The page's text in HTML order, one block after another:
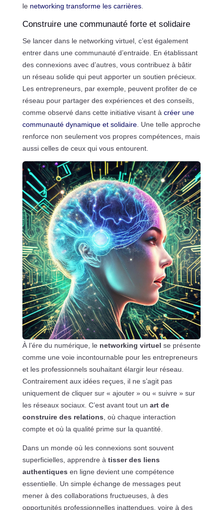
le networking transforme les carrières.
Construire une communauté forte et solidaire
Se lancer dans le networking virtuel, c’est également
entrer dans une communauté d’entraide. En établissant
des connexions avec d’autres, vous contribuez à bâtir
un réseau solide qui peut apporter un soutien précieux.
Les entrepreneurs, par exemple, peuvent profiter de ce
réseau pour partager des expériences et des conseils,
comme observé dans cette initiative visant à créer une
communauté dynamique et solidaire. Une telle approche
renforce non seulement vos propres compétences, mais
aussi celles de ceux qui vous entourent.
À l’ére du numérique, le networking virtuel se présente
comme une voie incontournable pour les entrepreneurs
et les professionnels souhaitant élargir leur réseau.
Contrairement aux idées reçues, il ne s’agit pas
uniquement de cliquer sur « ajouter » ou « suivre » sur
les réseaux sociaux. C’est avant tout un art de
construire des relations , où chaque interaction
compte et où la qualité prime sur la quantité.
Dans un monde où les connexions sont souvent
superficielles, apprendre à tisser des liens
authentiques en ligne devient une compétence
essentielle. Un simple échange de messages peut
mener à des collaborations fructueuses, à des
opportunités professionnelles inattendues, voire à des